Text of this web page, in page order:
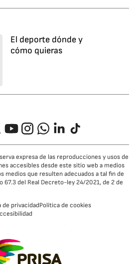
El deporte dónde y
cómo quieras
YouTubeInstagramWhatsappLinkedIn
TikTok
expresa de las reproducciones y usos de
accesibles desde este sitio web a medios
medios que resulten adecuados a tal fin de
del Real Decreto-ley 24/2021, de 2 de
de privacidadPolítica de cookies